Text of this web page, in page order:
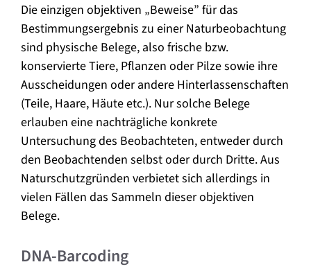
Die einzigen objektiven „Beweise” für das
Bestimmungsergebnis zu einer Naturbeobachtung
sind physische Belege, also frische bzw.
konservierte Tiere, Pflanzen oder Pilze sowie ihre
Ausscheidungen oder andere Hinterlassenschaften
(Teile, Haare, Häute etc.). Nur solche Belege
erlauben eine nachträgliche konkrete
Untersuchung des Beobachteten, entweder durch
den Beobachtenden selbst oder durch Dritte. Aus
Naturschutzgründen verbietet sich allerdings in
vielen Fällen das Sammeln dieser objektiven
Belege.
DNA-Barcoding